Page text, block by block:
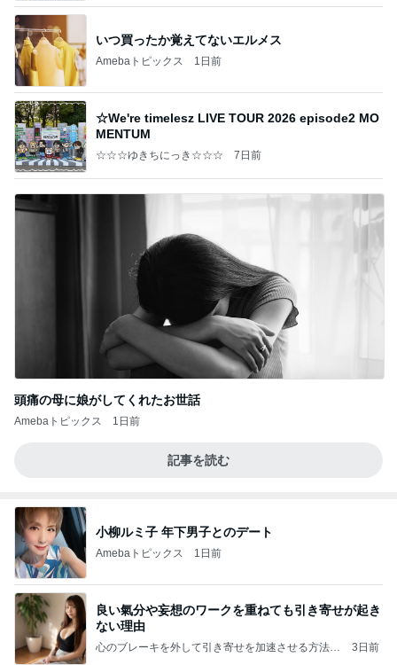
いつ買ったか覚えてないエルメス
Amebaトピックス 1日前
☆We're timelesz LIVE TOUR 2026 episode2 MO
MENTUM
☆☆☆ゆきちにっき☆☆☆ 7日前
頭痛の母に娘がしてくれたお世話
Amebaトピックス 1日前
記事を読む
小柳ルミ子 年下男子とのデート
Amebaトピックス 1日前
良い氣分や妄想のワークを重ねても引き寄せが起き
ない理由
心のブレーキを外して引き寄せを加速させる方法：
3日前